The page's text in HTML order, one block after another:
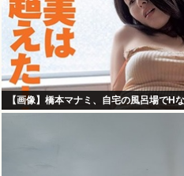
【画像】橋本マナミ、自宅の風呂場でH